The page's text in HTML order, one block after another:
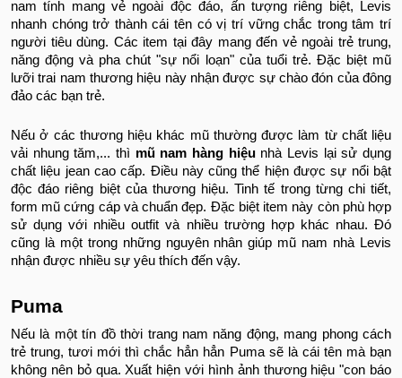
nam tính mang vẻ ngoài độc đáo, ấn tượng riêng biệt, Levis
nhanh chóng trở thành cái tên có vị trí vững chắc trong tâm trí
người tiêu dùng. Các item tại đây mang đến vẻ ngoài trẻ trung,
năng động và pha chút "sự nổi loạn" của tuổi trẻ. Đặc biệt mũ
lưỡi trai nam thương hiệu này nhận được sự chào đón của đông
đảo các bạn trẻ.
Nếu ở các thương hiệu khác mũ thường được làm từ chất liệu
vải nhung tăm,... thì mũ nam hàng hiệunhà Levis lại sử dụng
chất liệu jean cao cấp. Điều này cũng thể hiện được sự nổi bật
độc đáo riêng biệt của thương hiệu. Tinh tế trong từng chi tiết,
form mũ cứng cáp và chuẩn đẹp. Đặc biệt item này còn phù hợp
sử dụng với nhiều outfit và nhiều trường hợp khác nhau. Đó
cũng là một trong những nguyên nhân giúp mũ nam nhà Levis
nhận được nhiều sự yêu thích đến vậy.
Puma
Nếu là một tín đồ thời trang nam năng động, mang phong cách
trẻ trung, tươi mới thì chắc hẳn hẳn Puma sẽ là cái tên mà bạn
không nên bỏ qua. Xuất hiện với hình ảnh thương hiệu "con báo